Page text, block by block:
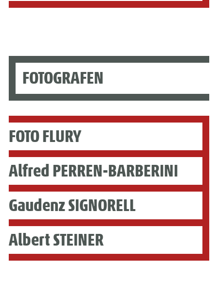
FOTOGRAFEN
FOTO FLURY
Alfred PERREN-BARBERINI
Gaudenz SIGNORELL
Albert STEINER